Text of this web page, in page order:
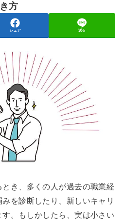
方
シェア 送る
き、多くの人が過去の職業経
を診断したり、新しいキャリ
。もしかしたら、実は小さい